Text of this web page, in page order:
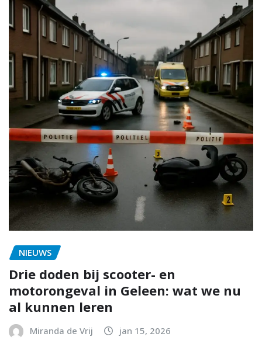
NIEUWS
Drie doden bij scooter- en
motorongeval in Geleen: wat we nu
al kunnen leren
Miranda de Vrij jan 15, 2026